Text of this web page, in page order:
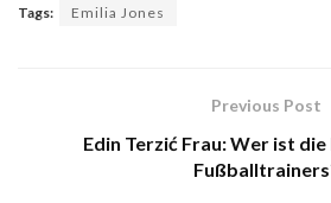
Tags: Emilia Jones
Previous Post
Edin Terzić Frau: Wer ist